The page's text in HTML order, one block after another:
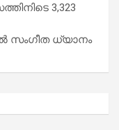
3,323
സംഗീത ധ്യാനം